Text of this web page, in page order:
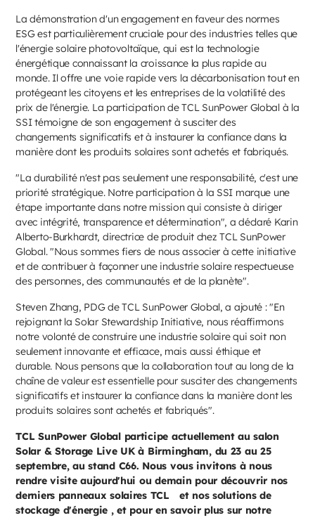
La démonstration d'un engagement en faveur des normes
ESG est particulièrement cruciale pour des industries telles que
l'énergie solaire photovoltaïque, qui est la technologie
énergétique connaissant la croissance la plus rapide au
monde. Il offre une voie rapide vers la décarbonisation tout en
protégeant les citoyens et les entreprises de la volatilité des
prix de l'énergie. La participation de TCL SunPower Global à la
SSI témoigne de son engagement à susciter des
changements significatifs et à instaurer la confiance dans la
manière dont les produits solaires sont achetés et fabriqués.
"La durabilité n'est pas seulement une responsabilité, c'est une
priorité stratégique. Notre participation à la SSI marque une
étape importante dans notre mission qui consiste à diriger
avec intégrité, transparence et détermination", a déclaré Karin
Alberto-Burkhardt, directrice de produit chez TCL SunPower
Global. "Nous sommes fiers de nous associer à cette initiative
et de contribuer à façonner une industrie solaire respectueuse
des personnes, des communautés et de la planète".
Steven Zhang, PDG de TCL SunPower Global, a ajouté : "En
rejoignant la Solar Stewardship Initiative, nous réaffirmons
notre volonté de construire une industrie solaire qui soit non
seulement innovante et efficace, mais aussi éthique et
durable. Nous pensons que la collaboration tout au long de la
chaîne de valeur est essentielle pour susciter des changements
significatifs et instaurer la confiance dans la manière dont les
produits solaires sont achetés et fabriqués".
TCL SunPower Global participe actuellement au salon
Solar & Storage Live UK à Birmingham, du 23 au 25
septembre, au stand C66. Nous vous invitons à nous
rendre visite aujourd'hui ou demain pour découvrir nos
derniers panneaux solaires TCL et nos solutions de
stockage d'énergie , et pour en savoir plus sur notre